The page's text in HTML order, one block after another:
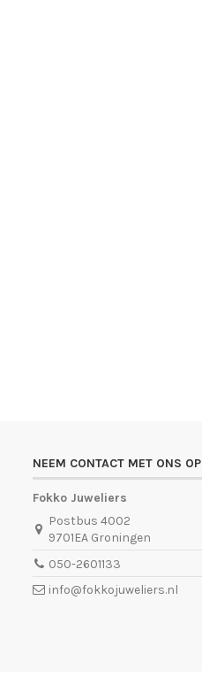
NEEM CONTACT MET ONS OP
Fokko Juweliers
Postbus 4002
9701EA Groningen
050-2601133
info@fokkojuweliers.nl